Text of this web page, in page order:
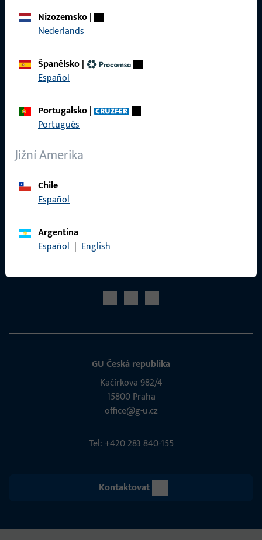
Nizozemsko|
Nederlands
Španělsko|
Español
Portugalsko|
Português
Jižní Amerika
Chile
Español
Argentina
Español | English
Katalog produktů
Sociální média
GU Česká republika
Kačírkova 982/4
15800 Praha
office@g-u.cz
Tel: +420 283 840-155
Kontaktovat